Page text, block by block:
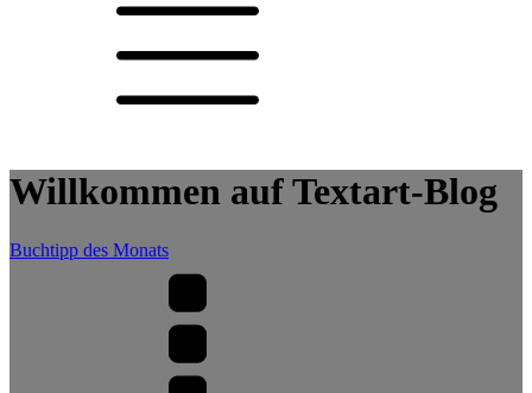
Willkommen auf Textart-Blog
Buchtipp des Monats